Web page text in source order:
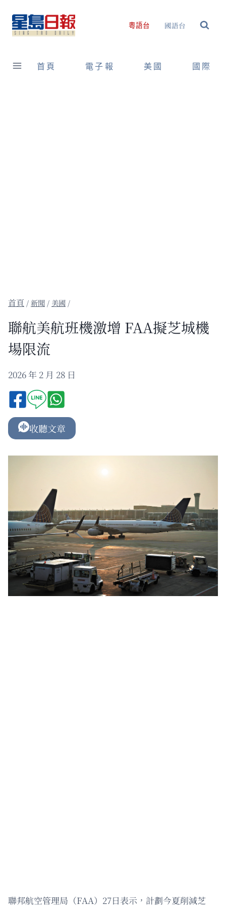
content
粵語台 國語台
首頁 電子報 美國 國際
/新聞 / 美國 /
聯航美航班機激增 FAA擬芝城機
場限流
2026 年 2 月 28 日
收聽文章
聯邦航空管理局（FAA）27日表示，計劃今夏削減芝